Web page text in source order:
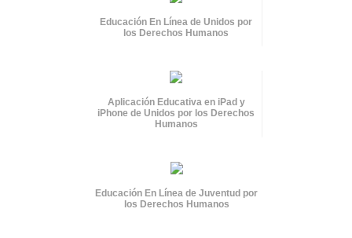
Educación En Línea de Unidos por
los Derechos Humanos
Aplicación Educativa en iPad y
iPhone de Unidos por los Derechos
Humanos
Educación En Línea de Juventud por
los Derechos Humanos